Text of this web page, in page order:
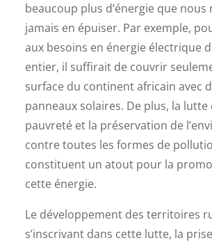
beaucoup plus d’énergie que
jamais en épuiser. Par exemple,
aux besoins en énergie électrique
entier, il suffirait de couvrir
surface du continent africain avec
panneaux solaires. De plus, la lutte
pauvreté et la préservation de
contre toutes les formes de
constituent un atout pour la
cette énergie.
Le développement des territoires
s’inscrivant dans cette lutte, la